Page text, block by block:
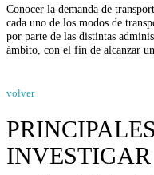
Conocer la demanda de
cada uno de los modos de
por parte de las distintas
ámbito, con el fin de alcanzar
volver
INVESTIGAR